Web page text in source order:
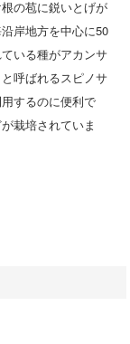
の苞に鋭いとげが
岸地方を中心に50
いる種がアカンサ
呼ばれるスピノサ
するのに便利で
栽培されていま